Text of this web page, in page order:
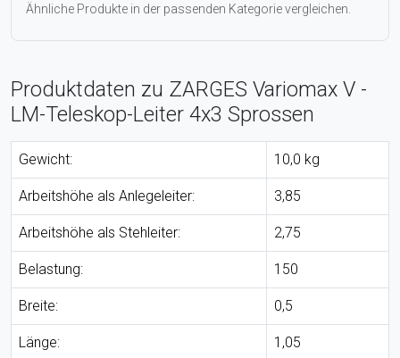
Ähnliche Produkte in der passenden Kategorie vergleichen.
Produktdaten zu ZARGES Variomax V -
LM-Teleskop-Leiter 4x3 Sprossen
Gewicht: 10,0 kg
Arbeitshöhe als Anlegeleiter: 3,85
Arbeitshöhe als Stehleiter: 2,75
Belastung: 150
Breite: 0,5
Länge: 1,05